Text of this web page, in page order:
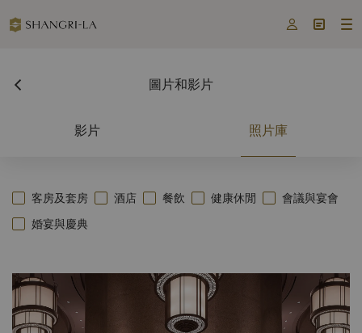
  
圖片和影片
影片 照片庫
客房及套房 酒店 餐飲 健康休閒
會議與宴會
婚宴與慶典